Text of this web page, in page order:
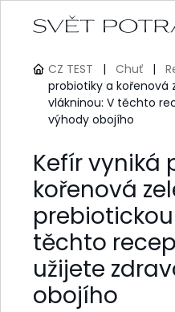
CZ TEST | Chuť |
probiotiky a kořenová
vlákninou: V těchto
výhody obojího
Kefír vyniká
kořenová
těchto
užijete
obojího